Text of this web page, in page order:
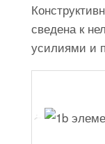
сведена к
усилиями и